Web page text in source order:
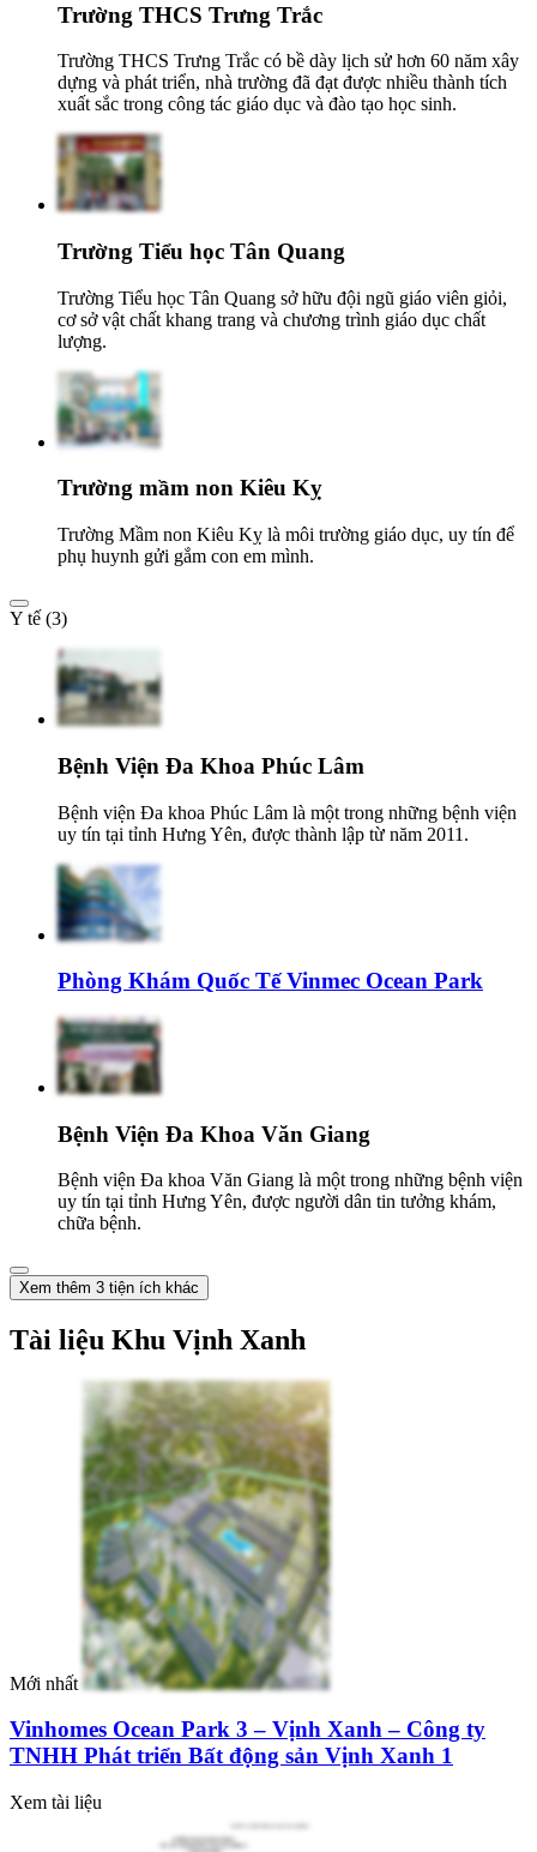
Trường THCS Trưng Trắc
Trường THCS Trưng Trắc có bề dày lịch sử hơn 60 năm xây
dựng và phát triển, nhà trường đã đạt được nhiều thành tích
xuất sắc trong công tác giáo dục và đào tạo học sinh.
Trường Tiểu học Tân Quang
Trường Tiểu học Tân Quang sở hữu đội ngũ giáo viên giỏi,
cơ sở vật chất khang trang và chương trình giáo dục chất
lượng.
Trường mầm non Kiêu Kỵ
Trường Mầm non Kiêu Kỵ là môi trường giáo dục, uy tín để
phụ huynh gửi gắm con em mình.
Y tế (3)
Bệnh Viện Đa Khoa Phúc Lâm
Bệnh viện Đa khoa Phúc Lâm là một trong những bệnh viện
uy tín tại tỉnh Hưng Yên, được thành lập từ năm 2011.
Phòng Khám Quốc Tế Vinmec Ocean Park
Bệnh Viện Đa Khoa Văn Giang
Bệnh viện Đa khoa Văn Giang là một trong những bệnh viện
uy tín tại tỉnh Hưng Yên, được người dân tin tưởng khám,
chữa bệnh.
Xem thêm 3 tiện ích khác
Tài liệu Khu Vịnh Xanh
Mới nhất
Vinhomes Ocean Park 3 – Vịnh Xanh – Công ty
TNHH Phát triển Bất động sản Vịnh Xanh 1
Xem tài liệu